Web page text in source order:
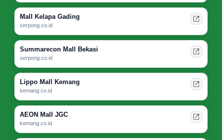
Mall Kelapa Gading
serpong.co.id
Summarecon Mall Bekasi
serpong.co.id
Lippo Mall Kemang
kemang.co.id
AEON Mall JGC
kemang.co.id